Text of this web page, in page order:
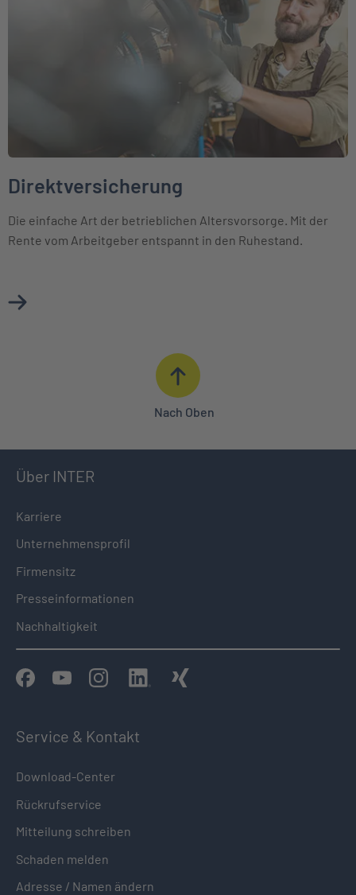
Direktversicherung
Die einfache Art der betrieblichen Altersvorsorge. Mit der
Rente vom Arbeitgeber entspannt in den Ruhestand.
Mehr über Direktversicherung erfahren
Nach Oben
Über INTER
Karriere
Unternehmensprofil
Firmensitz
Presseinformationen
Nachhaltigkeit
Service & Kontakt
Download-Center
Rückrufservice
Mitteilung schreiben
Schaden melden
Adresse / Namen ändern